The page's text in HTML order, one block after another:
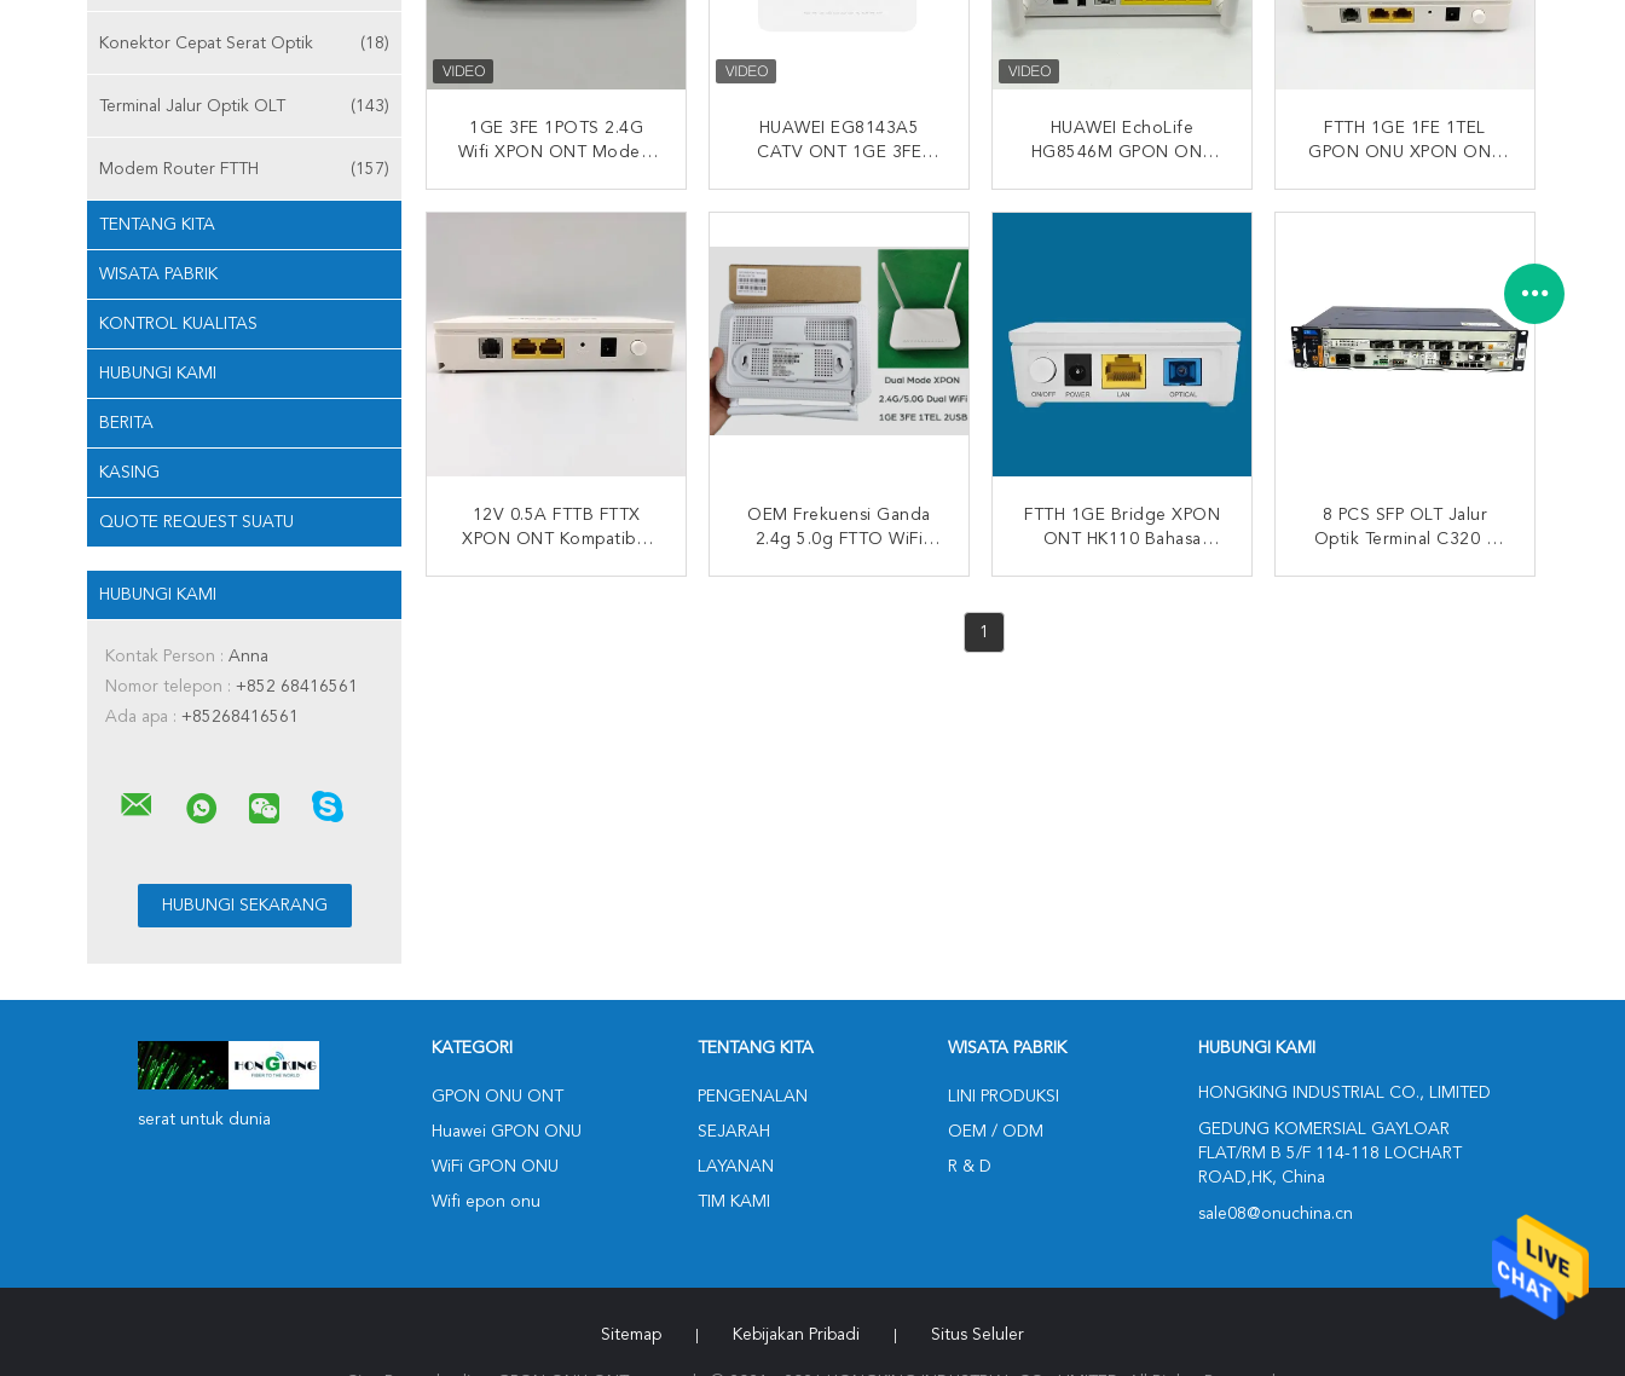
Konektor Cepat Serat Optik (18)
Terminal Jalur Optik OLT (143)
Modem Router FTTH (157)
TENTANG KITA
WISATA PABRIK
KONTROL KUALITAS
HUBUNGI KAMI
BERITA
KASING
QUOTE REQUEST SUATU
HUBUNGI KAMI
Kontak Person : Anna
Nomor telepon : +852 68416561
Ada apa : +85268416561
1GE 3FE 1POTS 2.4G
Wifi XPON ONT Modem
HUBUNGI SEKARANG
HUAWEI EG8143A5
CATV ONT 1GE 3FE
HUBUNGI SEKARANG
HUAWEI EchoLife
HG8546M GPON ONU
HUBUNGI SEKARANG
FTTH 1GE 1FE 1TEL
GPON ONU XPON ONT
HUBUNGI SEKARANG
12V 0.5A FTTB FTTX
XPON ONT Kompatibel
OEM Frekuensi Ganda
2.4g 5.0g FTTO WiFi
FTTH 1GE Bridge XPON
ONT HK110 Bahasa
8 PCS SFP OLT Jalur
Optik Terminal C320 1
1
serat untuk dunia
KATEGORI
GPON ONU ONT
Huawei GPON ONU
WiFi GPON ONU
Wifi epon onu
TENTANG KITA
PENGENALAN
SEJARAH
LAYANAN
TIM KAMI
WISATA PABRIK
LINI PRODUKSI
OEM / ODM
R & D
HUBUNGI KAMI
HONGKING INDUSTRIAL CO., LIMITED
GEDUNG KOMERSIAL GAYLOAR
FLAT/RM B 5/F 114-118 LOCHART
ROAD,HK, China
sale08@onuchina.cn
Sitemap Kebijakan Pribadi Situs Seluler